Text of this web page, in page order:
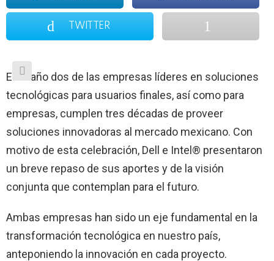
TWITTER
Este año dos de las empresas líderes en soluciones
tecnológicas para usuarios finales, así como para
empresas, cumplen tres décadas de proveer
soluciones innovadoras al mercado mexicano. Con
motivo de esta celebración, Dell e Intel® presentaron
un breve repaso de sus aportes y de la visión
conjunta que contemplan para el futuro.
Ambas empresas han sido un eje fundamental en la
transformación tecnológica en nuestro país,
anteponiendo la innovación en cada proyecto.